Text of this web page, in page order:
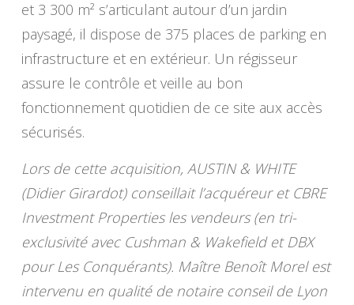
et 3 300 m² s’articulant autour d’un jardin
paysagé, il dispose de 375 places de parking en
infrastructure et en extérieur. Un régisseur
assure le contrôle et veille au bon
fonctionnement quotidien de ce site aux accès
sécurisés.
Lors de cette acquisition, AUSTIN & WHITE
(Didier Girardot) conseillait l’acquéreur et CBRE
Investment Properties les vendeurs (en tri-
exclusivité avec Cushman & Wakefield et DBX
pour Les Conquérants). Maître Benoît Morel est
intervenu en qualité de notaire conseil de Lyon